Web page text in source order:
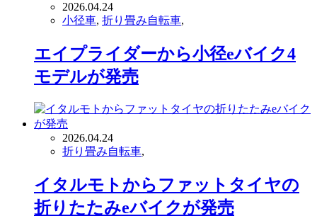
2026.04.24
小径車, 折り畳み自転車,
エイプライダーから小径eバイク4
モデルが発売
2026.04.24
折り畳み自転車,
イタルモトからファットタイヤの
折りたたみeバイクが発売